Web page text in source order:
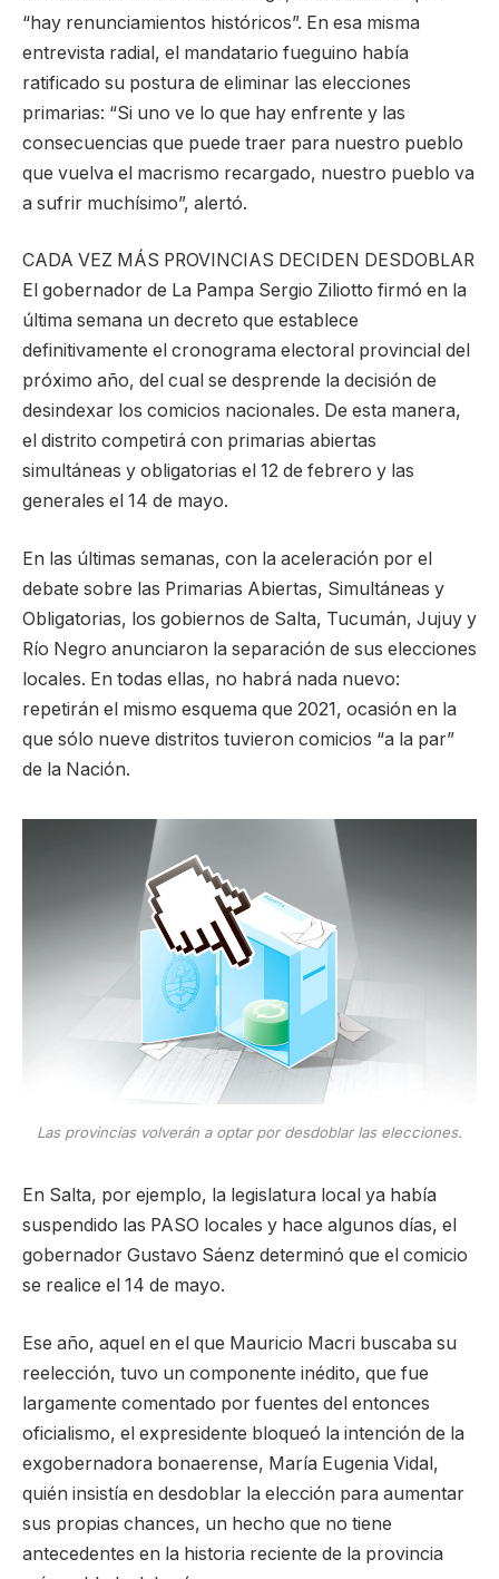
“hay renunciamientos históricos”. En esa misma
entrevista radial, el mandatario fueguino había
ratificado su postura de eliminar las elecciones
primarias: “Si uno ve lo que hay enfrente y las
consecuencias que puede traer para nuestro pueblo
que vuelva el macrismo recargado, nuestro pueblo va
a sufrir muchísimo”, alertó.
CADA VEZ MÁS PROVINCIAS DECIDEN DESDOBLAR
El gobernador de La Pampa Sergio Ziliotto firmó en la
última semana un decreto que establece
definitivamente el cronograma electoral provincial del
próximo año, del cual se desprende la decisión de
desindexar los comicios nacionales. De esta manera,
el distrito competirá con primarias abiertas
simultáneas y obligatorias el 12 de febrero y las
generales el 14 de mayo.
En las últimas semanas, con la aceleración por el
debate sobre las Primarias Abiertas, Simultáneas y
Obligatorias, los gobiernos de Salta, Tucumán, Jujuy y
Río Negro anunciaron la separación de sus elecciones
locales. En todas ellas, no habrá nada nuevo:
repetirán el mismo esquema que 2021, ocasión en la
que sólo nueve distritos tuvieron comicios “a la par”
de la Nación.
Las provincias volverán a optar por desdoblar las elecciones.
En Salta, por ejemplo, la legislatura local ya había
suspendido las PASO locales y hace algunos días, el
gobernador Gustavo Sáenz determinó que el comicio
se realice el 14 de mayo.
Ese año, aquel en el que Mauricio Macri buscaba su
reelección, tuvo un componente inédito, que fue
largamente comentado por fuentes del entonces
oficialismo, el expresidente bloqueó la intención de la
exgobernadora bonaerense, María Eugenia Vidal,
quién insistía en desdoblar la elección para aumentar
sus propias chances, un hecho que no tiene
antecedentes en la historia reciente de la provincia